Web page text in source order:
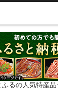
るの人気特産